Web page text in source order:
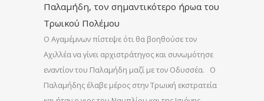
Παλαμήδη, τον σημαντικότερο ήρωα του
Τρωικού Πολέμου
Ο Αγαμέμνων πίστεψε ότι θα βοηθούσε τον
Αχιλλέα να γίνει αρχιστράτηγος και συνωμότησε
εναντίον του Παλαμήδη μαζί με τον Οδυσσέα. Ο
Παλαμήδης έλαβε μέρος στην Τρωική εκστρατεία